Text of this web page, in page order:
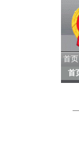
首页
首